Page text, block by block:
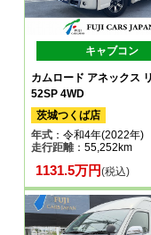
キャブコン
カムロード アネックス
52SP 4WD
茨城つくば店
年式 ：令和4年(2022年)
走行距離：55,252km
1131.5万円(税込)